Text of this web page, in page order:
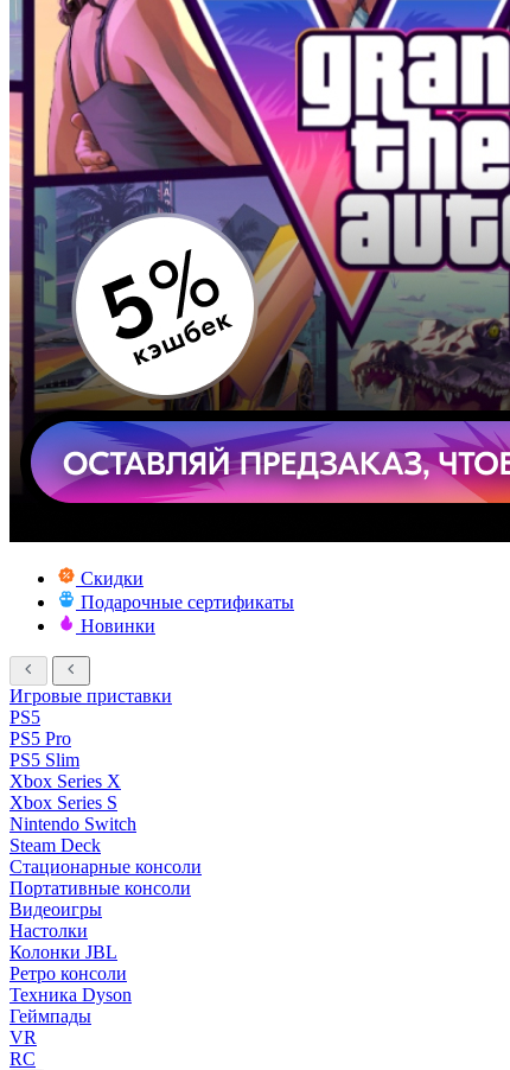
Скидки
Подарочные сертификаты
Новинки
Игровые приставки
PS5
PS5 Pro
PS5 Slim
Xbox Series X
Xbox Series S
Nintendo Switch
Steam Deck
Стационарные консоли
Портативные консоли
Видеоигры
Настолки
Колонки JBL
Ретро консоли
Техника Dyson
Геймпады
VR
RC